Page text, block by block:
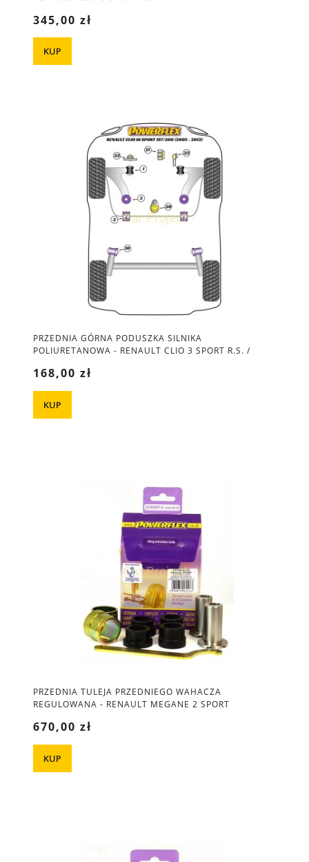
345,00 zł
KUP
PRZEDNIA GÓRNA PODUSZKA SILNIKA
POLIURETANOWA - RENAULT CLIO 3 SPORT R.S. /
168,00 zł
KUP
PRZEDNIA TULEJA PRZEDNIEGO WAHACZA
REGULOWANA - RENAULT MEGANE 2 SPORT
670,00 zł
KUP